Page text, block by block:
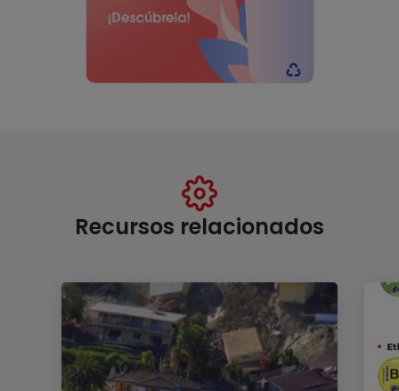
Recursos relacionados